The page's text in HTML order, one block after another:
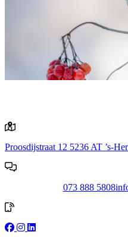
Proosdijstraat 12 5236 AT ’s-
073 888 5808